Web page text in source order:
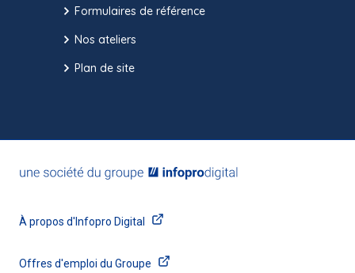
Formulaires de référence
Nos ateliers
Plan de site